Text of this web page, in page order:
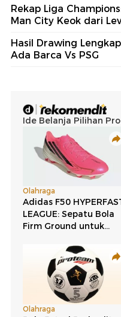
Rekap Liga
Man City Keok dari
Hasil Drawing
Ada Barca Vs PSG